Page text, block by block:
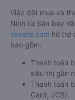
Việc đặt mua và
Ninh từ Sân bay
Vexere.com hỗ trợ
bao gồm:
Thanh toán
siêu thị gần
Thanh toán
Card, JCB).